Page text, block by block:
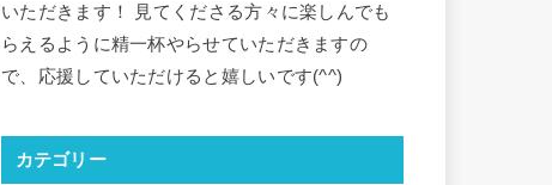
いただきます！ 見てくださる方々に楽しんでも
らえるように精一杯やらせていただきますの
で、応援していただけると嬉しいです(^^)
カテゴリー